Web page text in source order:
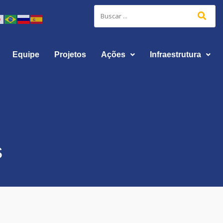
Equipe Projetos Ações Infraestrutura